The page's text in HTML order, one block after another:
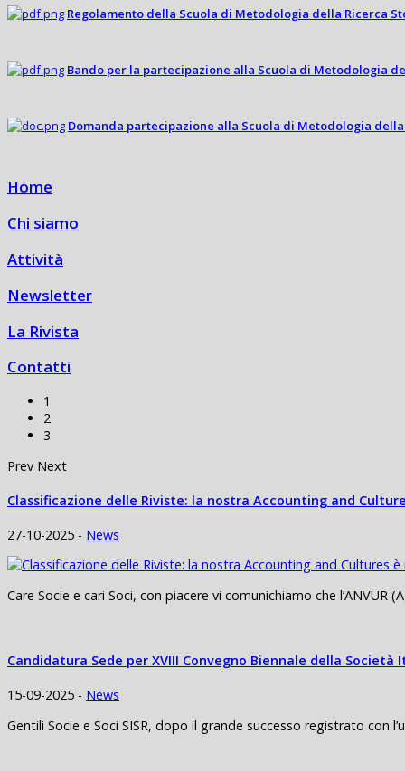
Regolamento della Scuola di Metodologia della Ricerca
Bando per la partecipazione alla Scuola di Metodologia
Domanda partecipazione alla Scuola di Metodologia
Home
Chi siamo
Attività
Newsletter
La Rivista
Contatti
1
2
3
Prev Next
Classificazione delle Riviste: la nostra Accounting and
27-10-2025 - News
Care Socie e cari Soci, con piacere vi comunichiamo che l’ANVUR
Candidatura Sede per XVIII Convegno Biennale della
15-09-2025 - News
Gentili Socie e Soci SISR, dopo il grande successo registrato con